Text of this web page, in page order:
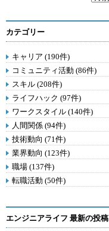
カテゴリー
キャリア (190件)
コミュニティ活動 (86件)
スキル (208件)
ライフハック (97件)
ワークスタイル (140件)
人間関係 (94件)
技術動向 (71件)
業界動向 (123件)
職場 (137件)
転職活動 (50件)
エンジニアライフ 最新の投稿